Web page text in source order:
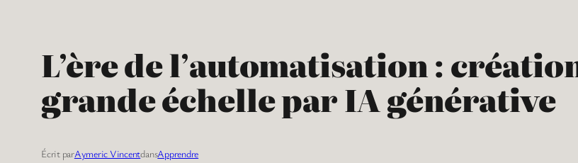
L’ère de l’automatisation :
grande échelle par IA générative
Écrit parAymeric VincentdansApprendre